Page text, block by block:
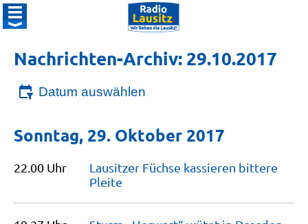
Nachrichten-Archiv: 29.10.2017
Datum auswählen
Sonntag, 29. Oktober 2017
22.00 Uhr
Lausitzer Füchse kassieren bittere
Pleite